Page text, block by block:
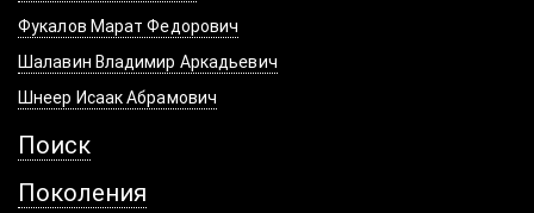
Фукалов Марат Федорович
Шалавин Владимир Аркадьевич
Шнеер Исаак Абрамович
Поиск
Поколения